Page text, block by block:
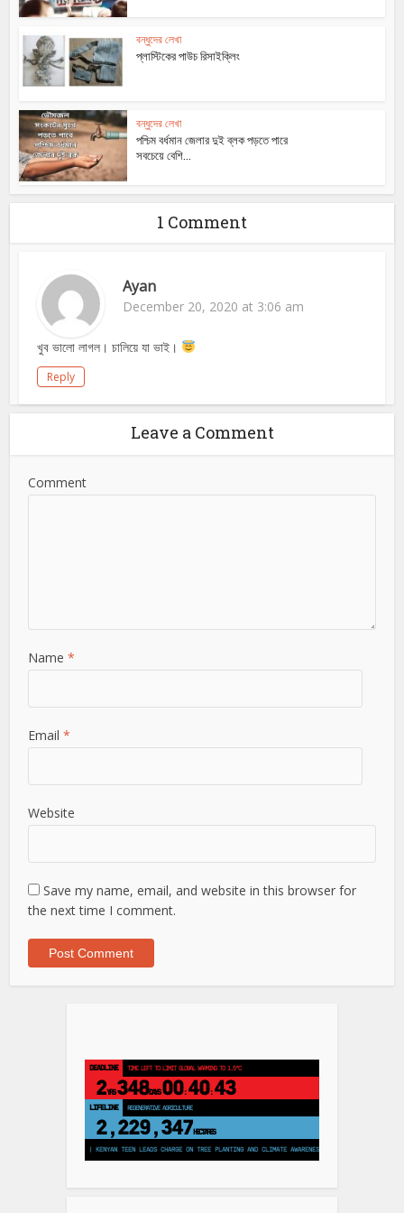
বন্ধুদের লেখা
প্লাস্টিকের পাউচ রিসাইক্লিং
বন্ধুদের লেখা
পশ্চিম বর্ধমান জেলার দুই ব্লক পড়তে পারে
সবচেয়ে বেশি...
1 Comment
Ayan
December 20, 2020 at 3:06 am
খুব ভালো লাগল। চালিয়ে যা ভাই।
Reply
Leave a Comment
Comment
Name *
Email *
Website
Save my name, email, and website in this browser for
the next time I comment.
DEADLINE TIME LEFT TO LIMIT GLOBAL WARMING TO 1.5°C
2YRS 348DAYS 00: 40: 42
LIFELINE REGENERATIVE AGRICULTURE
2,229,347HECTARES
FIRST TIME | KENYAN TEEN LEADS CHARGE ON TREE PLANTING AND CLIMATE AWARENESS | BRAZIL COURT